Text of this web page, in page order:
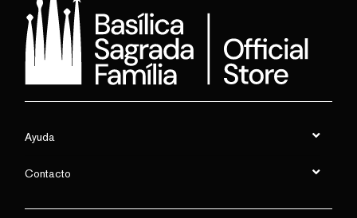
Ayuda
Contacto